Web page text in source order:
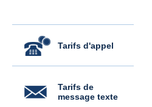
Tarifs d'appel
Tarifs de
message texte